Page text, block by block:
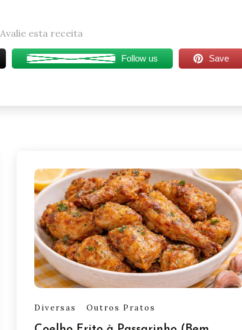
Avalie esta receita
Follow us Save
Diversas Outros Pratos